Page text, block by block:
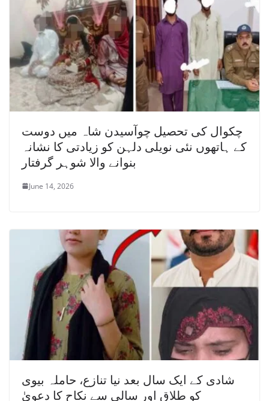
چکوال کی تحصیل چوآسیدن شاہ میں دوست
کے ہاتھوں نئی نویلی دلہن کو زیادتی کا نشانہ
بنوانے والا شوہر گرفتار
June 14, 2026
شادی کے ایک سال بعد نیا تنازع، حاملہ بیوی
کو طلاق اور سالی سے نکاح کا دعویٰ